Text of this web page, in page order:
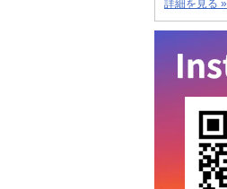
詳細を見る »